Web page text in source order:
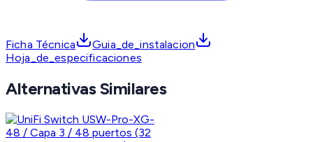
Ficha Técnica
Guia_de_instalacion
Hoja_de_especificaciones
Alternativas Similares